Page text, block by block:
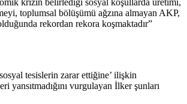
toplumsal bölüşümü ağzına almayan AKP,
rekordan rekora koşmaktadır”
tesislerin zarar ettiğine’ ilişkin
yansıtmadığını vurgulayan İlker şunları